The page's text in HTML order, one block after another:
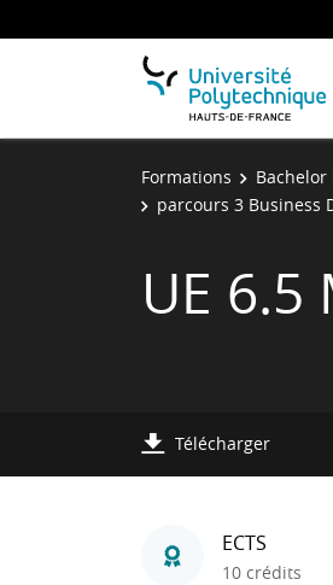
Formations
parcours 3 Business
UE
Télécharger
ECTS
10 crédits